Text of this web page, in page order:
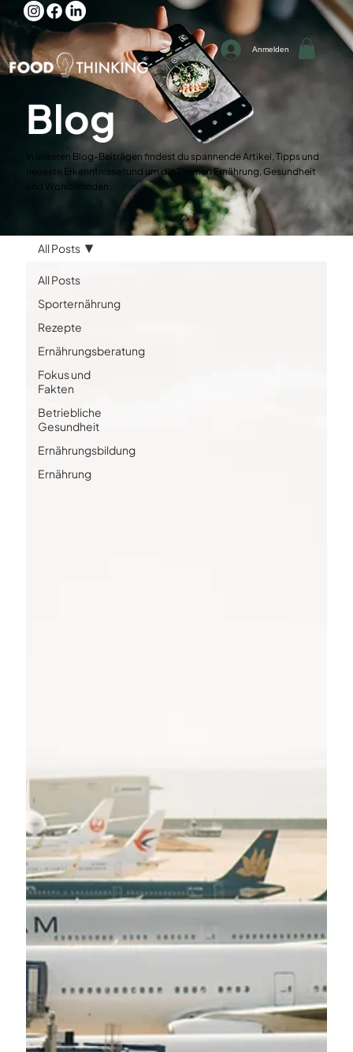
Anmelden
Blog
In unseren Blog-Beiträgen findest du spannende Artikel, Tipps und
neueste Erkenntnisse rund um die Themen Ernährung, Gesundheit
und Wohlbefinden.
All Posts
Sporternährung
Rezepte
Ernährungsberatung
Fokus und
Fakten
Betriebliche
Gesundheit
Ernährungsbildung
Ernährung
All Posts